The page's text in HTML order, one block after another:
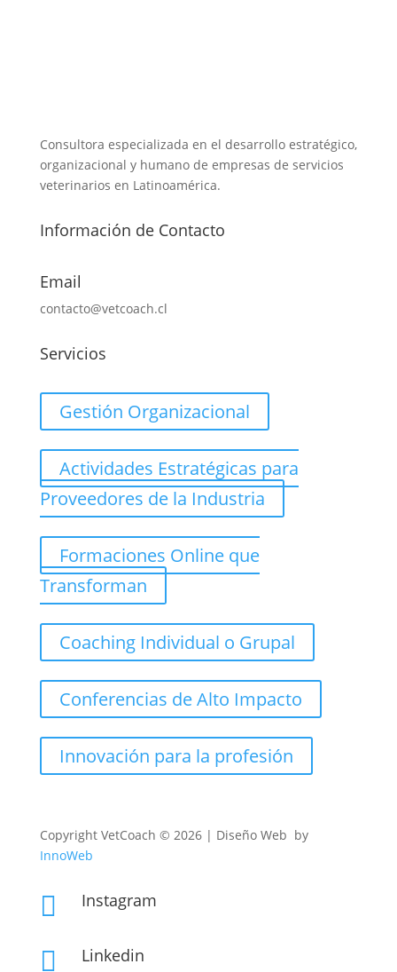
Consultora especializada en el desarrollo estratégico,
organizacional y humano de empresas de servicios
veterinarios en Latinoamérica.
Información de Contacto
Email
contacto@vetcoach.cl
Servicios
Gestión Organizacional
Actividades Estratégicas para
Proveedores de la Industria
Formaciones Online que
Transforman
Coaching Individual o Grupal
Conferencias de Alto Impacto
Innovación para la profesión
CopyrightVetCoach © 2026 | Diseño Web by
InnoWeb
 Instagram
 Linkedin